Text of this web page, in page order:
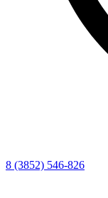
8 (3852) 546-826